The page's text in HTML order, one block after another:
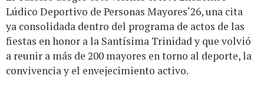
Lúdico Deportivo de Personas Mayores‘26, una cita
ya consolidada dentro del programa de actos de las
fiestas en honor a la Santísima Trinidad y que volvió
a reunir a más de 200 mayores en torno al deporte, la
convivencia y el envejecimiento activo.